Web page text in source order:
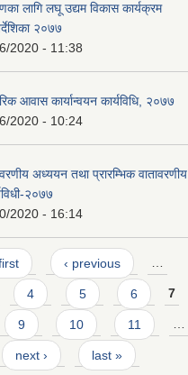
लागि लघू उद्यम विकास कार्यक्रम
२०७७
2020 - 11:38
आवास कार्यान्वयन कार्यविधि, २०७७
2020 - 10:24
अध्ययन तथा प्रारम्भिक वातावरणीय
२०७७
2020 - 16:14
‹ previous …
4 5 6 7
9 10 11 …
next › last »